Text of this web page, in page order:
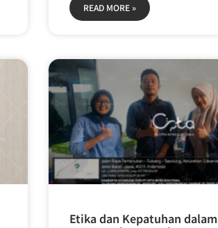
READ MORE »
Etika dan Kepatuhan dalam